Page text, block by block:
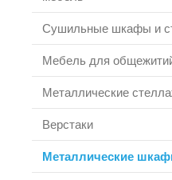
Сушильные шкафы и
Мебель для
Металлические
Верстаки
Металлические